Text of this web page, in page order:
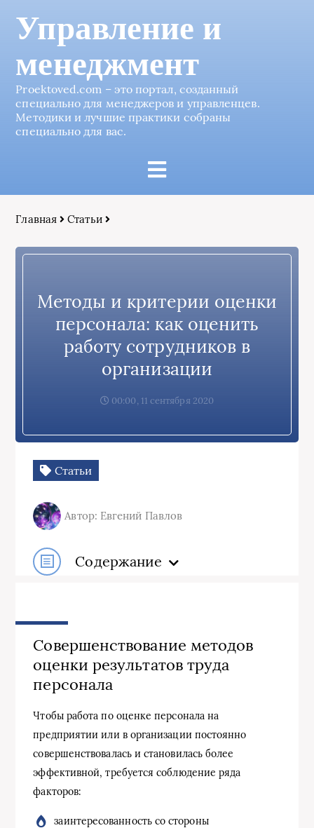
Управление и
менеджмент
Proektoved.com – это портал, созданный
специально для менеджеров и управленцев.
Методики и лучшие практики собраны
специально для вас.
Главная Статьи
Методы и критерии оценки
персонала: как оценить
работу сотрудников в
организации
00:00, 11 сентября 2020
Статьи
Автор: Евгений Павлов
Содержание
Совершенствование методов
оценки результатов труда
персонала
Чтобы работа по оценке персонала на
предприятии или в организации постоянно
совершенствовалась и становилась более
эффективной, требуется соблюдение ряда
факторов:
заинтересованность со стороны